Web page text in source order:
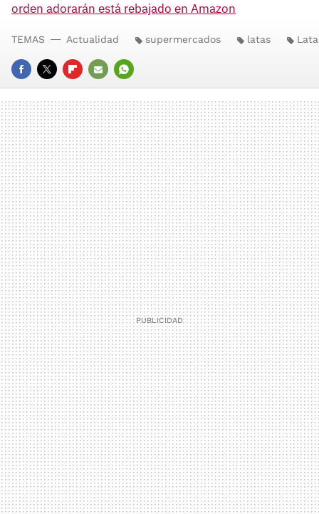
orden adorarán está rebajado en Amazon
FACEBOOK
TWITTERFLIPBOARD
E-
MAIL
WHATSAPP
TEMAS Actualidad supermercados latas